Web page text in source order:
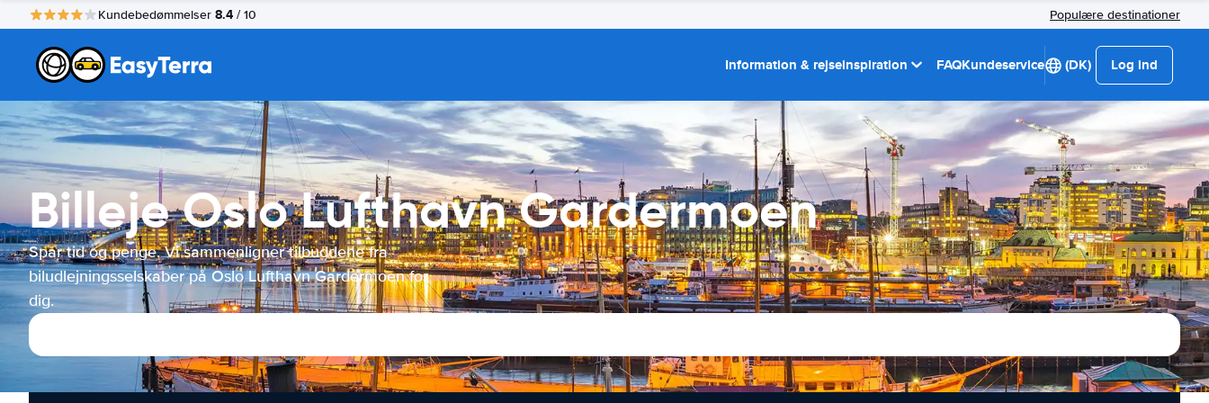
Kundebedømmelser 8.4 / 10 Populære destinationer
Information & rejseinspiration FAQKundeservice (DK) Log ind
Billeje Oslo Lufthavn Gardermoen
Spar tid og penge. Vi sammenligner tilbuddene fra
biludlejningsselskaber på Oslo Lufthavn Gardermoen for
dig.